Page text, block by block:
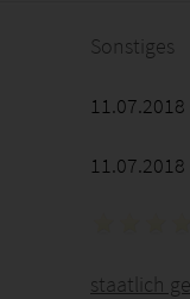
Sonstiges
11.07.2018
staatlich